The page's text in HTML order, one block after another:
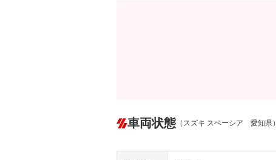
車両状態 （スズキ スペーシア 愛知県）